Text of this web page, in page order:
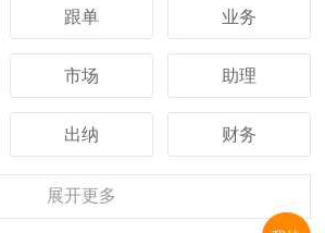
跟单 业务
市场 助理
出纳 财务
行政
展开更多